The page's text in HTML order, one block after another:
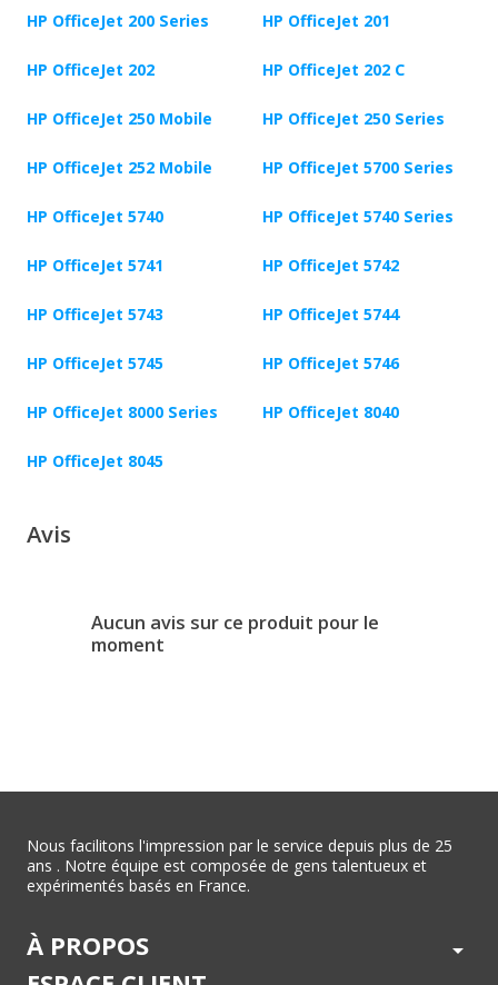
HP OfficeJet 200 Series HP OfficeJet 201
HP OfficeJet 202 HP OfficeJet 202 C
HP OfficeJet 250 Mobile HP OfficeJet 250 Series
HP OfficeJet 252 Mobile HP OfficeJet 5700 Series
HP OfficeJet 5740 HP OfficeJet 5740 Series
HP OfficeJet 5741 HP OfficeJet 5742
HP OfficeJet 5743 HP OfficeJet 5744
HP OfficeJet 5745 HP OfficeJet 5746
HP OfficeJet 8000 Series HP OfficeJet 8040
HP OfficeJet 8045
Avis
Aucun avis sur ce produit pour le
moment
Nous facilitons l'impression par le service depuis plus de 25
ans . Notre équipe est composée de gens talentueux et
expérimentés basés en France.
À PROPOS arrow_drop_down